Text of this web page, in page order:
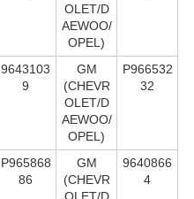
OLET/D
AEWOO/
OPEL)
9643103
9
GM
(CHEVR
OLET/D
AEWOO/
OPEL)
P966532
32
P965868
86
GM
(CHEVR
OLET/D
9640866
4